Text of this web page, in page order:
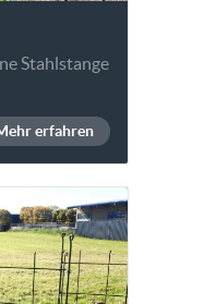
Stahlstange
erfahren